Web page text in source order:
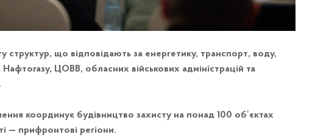
що відповідають за енергетику, транспорт, воду,
ЦОВВ, обласних військових адміністрацій та
координує будівництво захисту на понад 100 обʼєктах
— прифронтові регіони.